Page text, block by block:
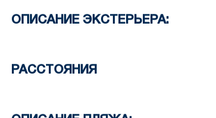
предоставляются.
Wi-Fi / беспроводной интернет
ОПИСАНИЕ ЭКСТЕРЬЕРА:
Сад с мангалом предоставляется
Парковка: 8 специально
РАССТОЯНИЯ
Деревня Неа Потидеа, 5 км